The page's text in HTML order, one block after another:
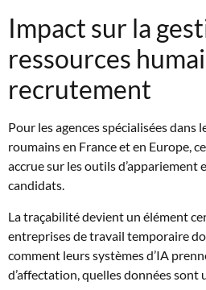
Impact sur la
ressources
recrutement
Pour les agences spécialisées
roumains en France et en Europe,
accrue sur les outils d’appariement
candidats.
La traçabilité devient un élément
entreprises de travail temporaire
comment leurs systèmes d’IA
d’affectation, quelles données sont